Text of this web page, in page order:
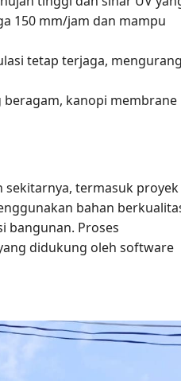
150 mm/jam dan mampu
tetap terjaga,
kanopi membrane
sekitarnya, termasuk proyek
bahan
bangunan. Proses
didukung oleh software